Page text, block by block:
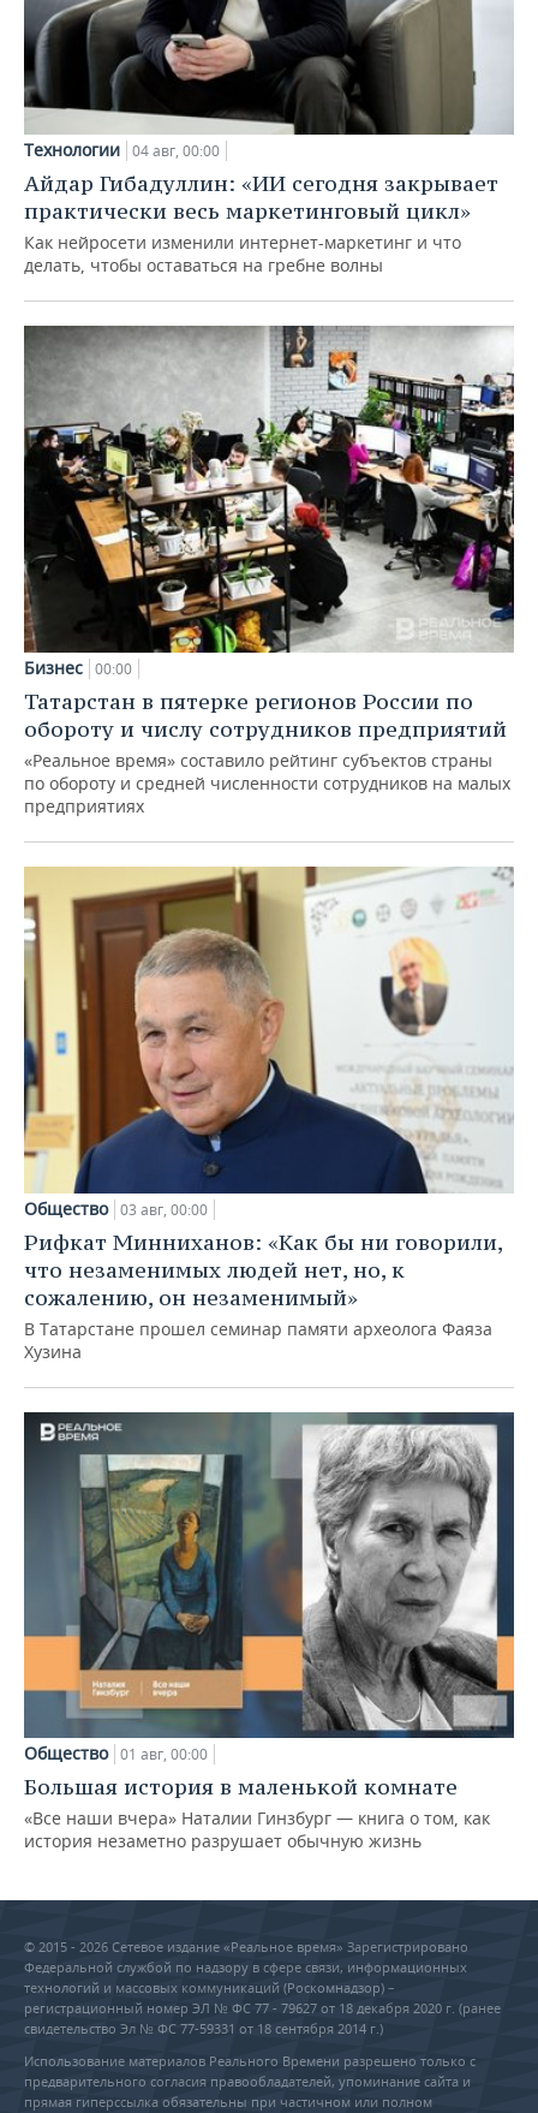
Технологии 04 авг, 00:00
Айдар Гибадуллин: «ИИ сегодня закрывает
практически весь маркетинговый цикл»
Как нейросети изменили интернет-маркетинг и что
делать, чтобы оставаться на гребне волны
Бизнес 00:00
Татарстан в пятерке регионов России по
обороту и числу сотрудников предприятий
«Реальное время» составило рейтинг субъектов страны
по обороту и средней численности сотрудников на малых
предприятиях
Общество 03 авг, 00:00
Рифкат Минниханов: «Как бы ни говорили,
что незаменимых людей нет, но, к
сожалению, он незаменимый»
В Татарстане прошел семинар памяти археолога Фаяза
Хузина
Общество 01 авг, 00:00
Большая история в маленькой комнате
«Все наши вчера» Наталии Гинзбург — книга о том, как
история незаметно разрушает обычную жизнь
© 2015 - 2026 Сетевое издание «Реальное время» Зарегистрировано
Федеральной службой по надзору в сфере связи, информационных
технологий и массовых коммуникаций (Роскомнадзор) –
регистрационный номер ЭЛ № ФС 77 - 79627 от 18 декабря 2020 г. (ранее
свидетельство Эл № ФС 77-59331 от 18 сентября 2014 г.)
Использование материалов Реального Времени разрешено только с
предварительного согласия правообладателей, упоминание сайта и
прямая гиперссылка обязательны при частичном или полном